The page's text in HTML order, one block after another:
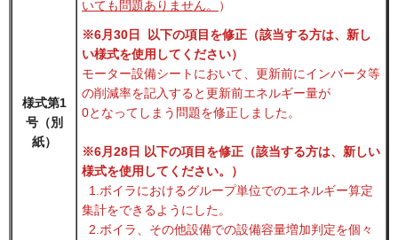
様式第1
号（別
紙）
いても問題ありません。
）
※6月30日 以下の項目を修正（該当する方は、新し
い様式を使用してください）
モーター設備シートにおいて、更新前にインバータ等
の削減率を記入すると更新前エネルギー量が
0となってしまう問題を修正しました。
※6月28日 以下の項目を修正（該当する方は、新しい
様式を使用してください。）
1.ボイラにおけるグループ単位でのエネルギー算定
集計をできるようにした。
2.ボイラ、その他設備での設備容量増加判定を個々